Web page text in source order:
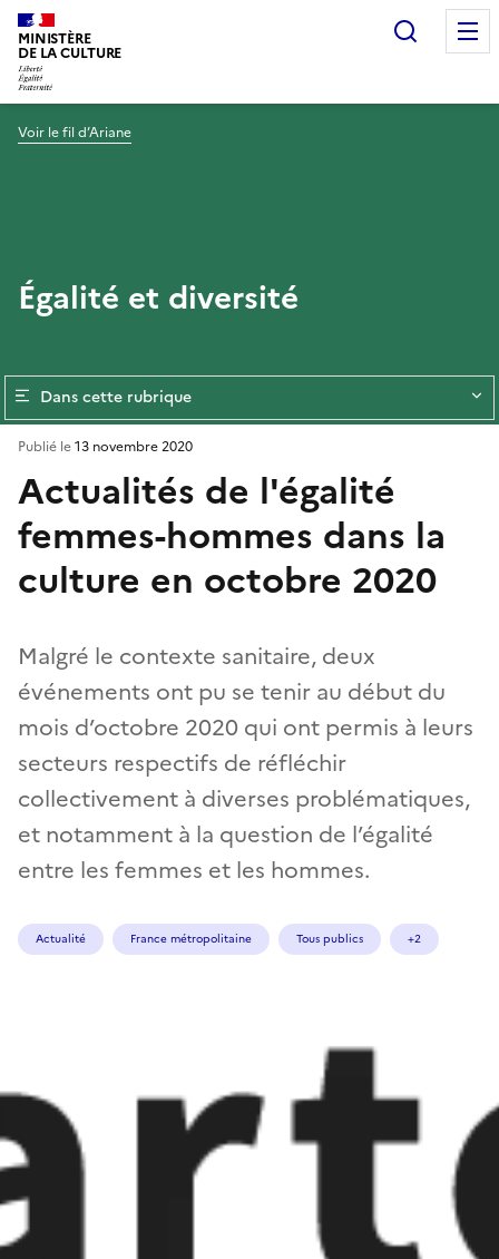
MINISTÈRE
DE LA CULTURE
Voir le fil d’Ariane
Égalité et diversité
Dans cette rubrique
Actualités de l'égalité
femmes-hommes dans la
culture en octobre 2020
Malgré le contexte sanitaire, deux
événements ont pu se tenir au début du
mois d’octobre 2020 qui ont permis à leurs
secteurs respectifs de réfléchir
collectivement à diverses problématiques,
et notamment à la question de l’égalité
entre les femmes et les hommes.
Publié le13 novembre 2020
Actualité France métropolitaine Tous publics +2